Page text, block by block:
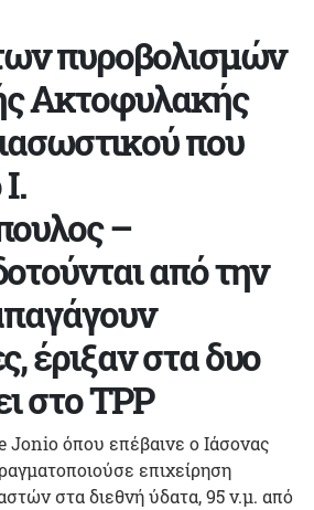
πυροβολισμών
Ακτοφυλακής
που
–
από την
έριξαν στα δυο
στο TPP
Jonio όπου επέβαινε ο Ιάσονας
επιχείρηση
στα διεθνή ύδατα, 95 ν.μ. από